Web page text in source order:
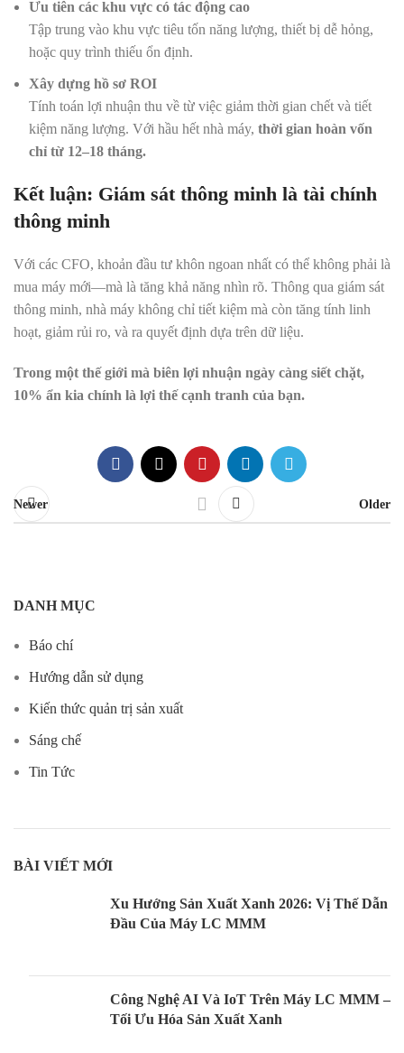
Ưu tiên các khu vực có tác động cao
Tập trung vào khu vực tiêu tốn năng lượng, thiết bị dễ hỏng,
hoặc quy trình thiếu ổn định.
Xây dựng hồ sơ ROI
Tính toán lợi nhuận thu về từ việc giảm thời gian chết và tiết
kiệm năng lượng. Với hầu hết nhà máy, thời gian hoàn vốn
chỉ từ 12–18 tháng.
Kết luận: Giám sát thông minh là tài chính
thông minh
Với các CFO, khoản đầu tư khôn ngoan nhất có thể không phải là
mua máy mới—mà là tăng khả năng nhìn rõ. Thông qua giám sát
thông minh, nhà máy không chỉ tiết kiệm mà còn tăng tính linh
hoạt, giảm rủi ro, và ra quyết định dựa trên dữ liệu.
Trong một thế giới mà biên lợi nhuận ngày càng siết chặt,
10% ẩn kia chính là lợi thế cạnh tranh của bạn.
Newer Older
DANH MỤC
Báo chí
Hướng dẫn sử dụng
Kiến thức quản trị sản xuất
Sáng chế
Tin Tức
BÀI VIẾT MỚI
Xu Hướng Sản Xuất Xanh 2026: Vị Thế Dẫn
Đầu Của Máy LC MMM
Công Nghệ AI Và IoT Trên Máy LC MMM –
Tối Ưu Hóa Sản Xuất Xanh